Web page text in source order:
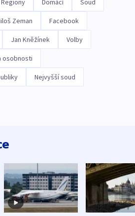
Regiony Domácí Soud
Zeman Facebook
Jan Kněžínek Volby
osobnosti
Nejvyšší soud